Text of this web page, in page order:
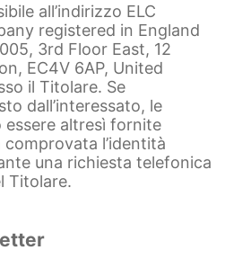
all’indirizzo ELC
registered in England
3rd Floor East, 12
EC4V 6AP, United
il Titolare. Se
dall’interessato, le
altresì fornite
l’identità
una richiesta telefonica
Titolare.